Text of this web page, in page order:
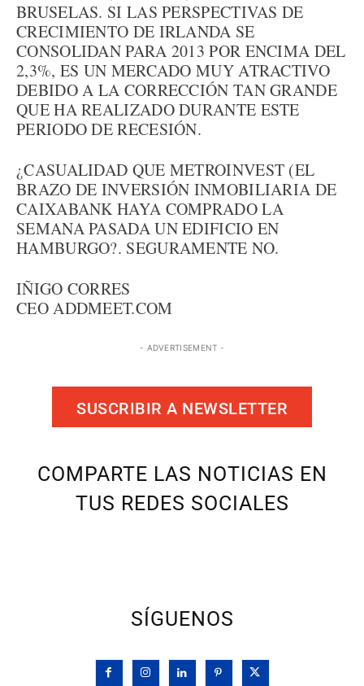
BRUSELAS. SI LAS PERSPECTIVAS DE
CRECIMIENTO DE IRLANDA SE
CONSOLIDAN PARA 2013 POR ENCIMA DEL
2,3%, ES UN MERCADO MUY ATRACTIVO
DEBIDO A LA CORRECCIÓN TAN GRANDE
QUE HA REALIZADO DURANTE ESTE
PERIODO DE RECESIÓN.
¿CASUALIDAD QUE METROINVEST (EL
BRAZO DE INVERSIÓN INMOBILIARIA DE
CAIXABANK HAYA COMPRADO LA
SEMANA PASADA UN EDIFICIO EN
HAMBURGO?. SEGURAMENTE NO.
IÑIGO CORRES
CEO ADDMEET.COM
- ADVERTISEMENT -
SUSCRIBIR A NEWSLETTER
COMPARTE LAS NOTICIAS EN
TUS REDES SOCIALES
SÍGUENOS